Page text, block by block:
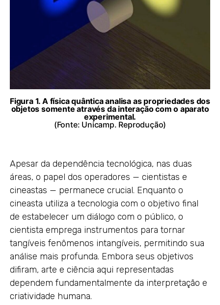
Figura 1. A física quântica analisa as propriedades dos
objetos somente através da interação com o aparato
experimental.
(Fonte: Unicamp. Reprodução)
Apesar da dependência tecnológica, nas duas
áreas, o papel dos operadores — cientistas e
cineastas — permanece crucial. Enquanto o
cineasta utiliza a tecnologia com o objetivo final
de estabelecer um diálogo com o público, o
cientista emprega instrumentos para tornar
tangíveis fenômenos intangíveis, permitindo sua
análise mais profunda. Embora seus objetivos
difiram, arte e ciência aqui representadas
dependem fundamentalmente da interpretação e
criatividade humana.